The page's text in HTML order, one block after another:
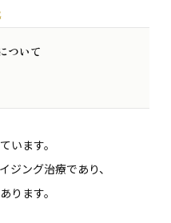
ついて
います。
ジング治療であり、
ります。